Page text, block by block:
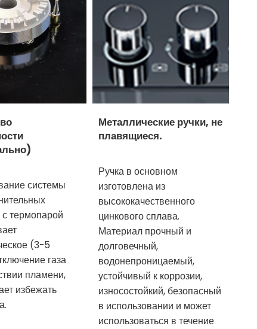
системы
с термопарой
(3-5
газа
пламени,
избежать
Металлические ручки, не
плавящиеся.
Ручка в основном
изготовлена из
высококачественного
цинкового сплава.
Материал прочный и
долговечный,
водонепроницаемый,
устойчивый к коррозии,
износостойкий, безопасный
в использовании и может
использоваться в течение